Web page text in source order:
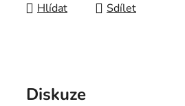
Hlídat Sdílet
Diskuze